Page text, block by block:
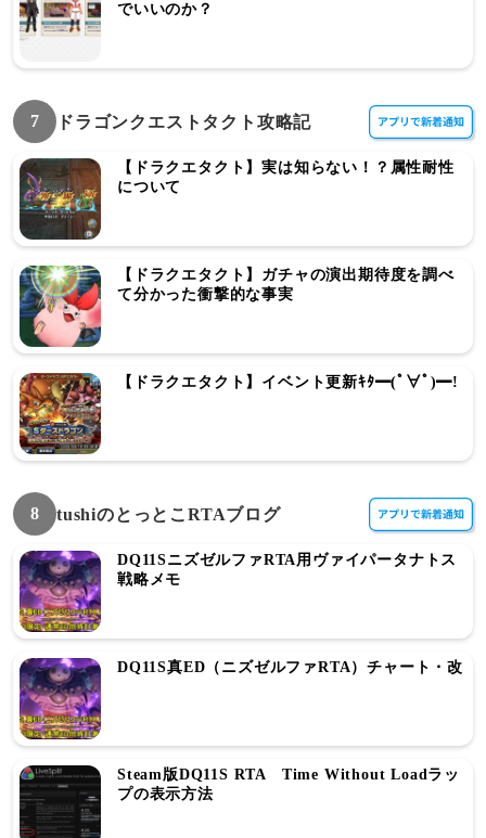
でいいのか？
7 ドラゴンクエストタクト攻略記
【ドラクエタクト】実は知らない！？属性耐性
について
【ドラクエタクト】ガチャの演出期待度を調べ
て分かった衝撃的な事実
【ドラクエタクト】イベント更新ｷﾀ━(ﾟ∀ﾟ)━!
8 tushiのとっとこRTAブログ
DQ11SニズゼルファRTA用ヴァイパータナトス
戦略メモ
DQ11S真ED（ニズゼルファRTA）チャート・改
Steam版DQ11S RTA Time Without Loadラッ
プの表示方法